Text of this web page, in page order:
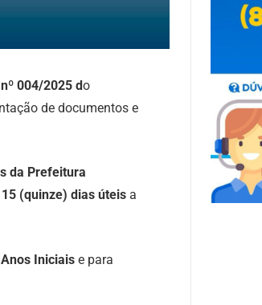
004/2025 do
de documentos e
da Prefeitura
(quinze) dias úteis a
Iniciais e para